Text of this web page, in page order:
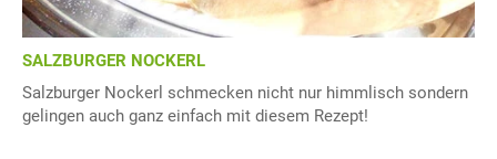
SALZBURGER NOCKERL
Salzburger Nockerl schmecken nicht nur himmlisch sondern
gelingen auch ganz einfach mit diesem Rezept!